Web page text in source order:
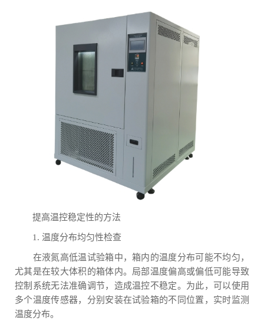
提高温控稳定性的方法
1. 温度分布均匀性检查
在液氮高低温试验箱中，箱内的温度分布可能不均匀，
尤其是在较大体积的箱体内。局部温度偏高或偏低可能导致
控制系统无法准确调节，造成温控不稳定。为此，可以使用
多个温度传感器，分别安装在试验箱的不同位置，实时监测
温度分布。